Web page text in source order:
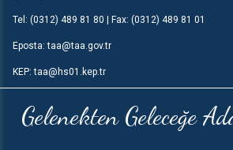
Tel: (0312) 489 81 80 | Fax: (0312) 489 81 01
Eposta: taa@taa.gov.tr
KEP: taa@hs01.kep.tr
Gelenekten Geleceğe